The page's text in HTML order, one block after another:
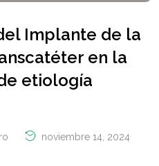
Implante de la
en la
etiología
noviembre 14, 2024